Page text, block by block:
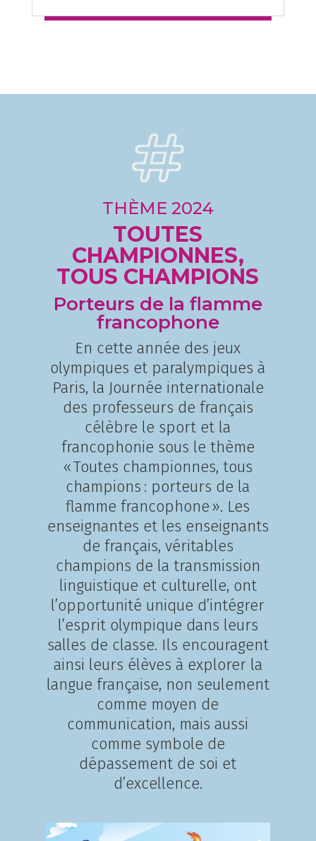
THÈME 2024
TOUTES
CHAMPIONNES,
TOUS CHAMPIONS
Porteurs de la flamme
francophone
En cette année des jeux
olympiques et paralympiques à
Paris, la Journée internationale
des professeurs de français
célèbre le sport et la
francophonie sous le thème
« Toutes championnes, tous
champions : porteurs de la
flamme francophone ». Les
enseignantes et les enseignants
de français, véritables
champions de la transmission
linguistique et culturelle, ont
l’opportunité unique d’intégrer
l’esprit olympique dans leurs
salles de classe. Ils encouragent
ainsi leurs élèves à explorer la
langue française, non seulement
comme moyen de
communication, mais aussi
comme symbole de
dépassement de soi et
d’excellence.